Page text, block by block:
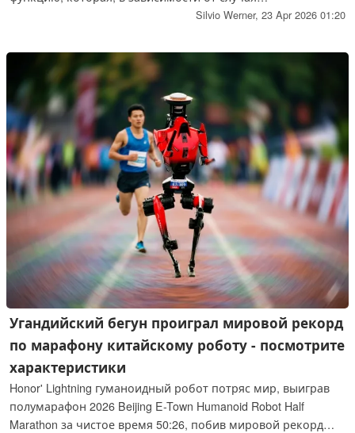
использования, может предложить дополнительные
Silvio Werner, 23 Apr 2026 01:20
Угандийский бегун проиграл мировой рекорд
по марафону китайскому роботу - посмотрите
характеристики
Honor' Lightning гуманоидный робот потряс мир, выиграв
полумарафон 2026 Beijing E-Town Humanoid Robot Half
Marathon за чистое время 50:26, побив мировой рекорд